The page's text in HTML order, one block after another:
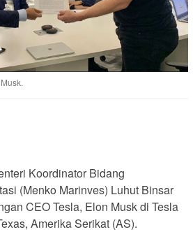
Koordinator Bidang
(Menko Marinves) Luhut Binsar
CEO Tesla, Elon Musk di Tesla
Amerika Serikat (AS).